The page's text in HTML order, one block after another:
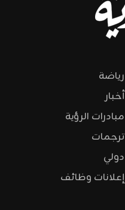
رياضة
أخبار
مبادرات الرؤية
ترجمات
دولي
إعلانات وظائف